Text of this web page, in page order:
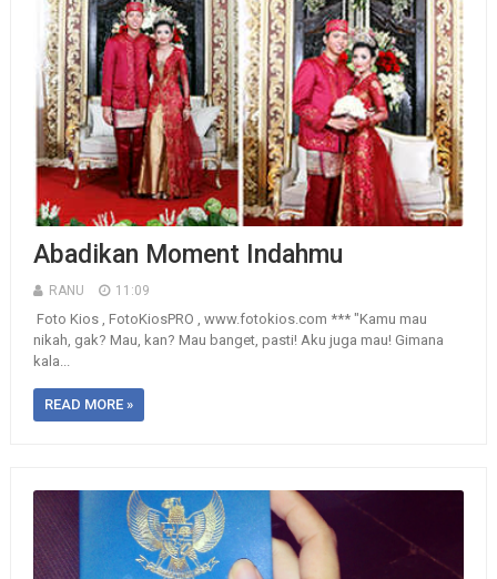
Abadikan Moment Indahmu
RANU 11:09
Foto Kios , FotoKiosPRO , www.fotokios.com *** "Kamu mau
nikah, gak? Mau, kan? Mau banget, pasti! Aku juga mau! Gimana
kala...
READ MORE »